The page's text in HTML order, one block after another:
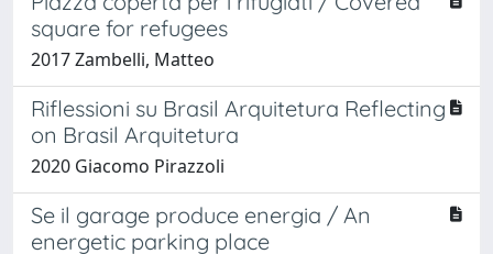
square for refugees
2017 Zambelli, Matteo
Riflessioni su Brasil Arquitetura Reflecting
on Brasil Arquitetura
2020 Giacomo Pirazzoli
Se il garage produce energia / An
energetic parking place